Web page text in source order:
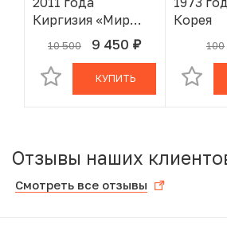
Киргизия «Мир
наших детей»
10 500 9 450 руб.
В КОРЗИНЕ
КУПИТЬ
Корея
100
Отзывы наших
Смотреть все отзывы